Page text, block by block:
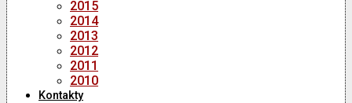
2015
2014
2013
2012
2011
2010
Kontakty